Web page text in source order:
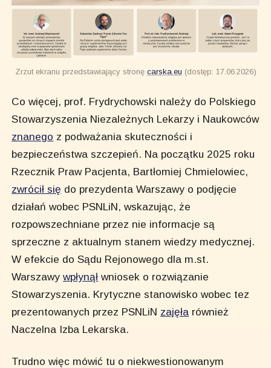
Zrzut ekranu przedstawiający stronę carska.eu (dostęp: 17.06.2026)
Co więcej, prof. Frydrychowski należy do Polskiego
Stowarzyszenia Niezależnych Lekarzy i Naukowców
znanego z podważania skuteczności i
bezpieczeństwa szczepień. Na początku 2025 roku
Rzecznik Praw Pacjenta, Bartłomiej Chmielowiec,
zwrócił się do prezydenta Warszawy o podjęcie
działań wobec PSNLiN, wskazując, że
rozpowszechniane przez nie informacje są
sprzeczne z aktualnym stanem wiedzy medycznej.
W efekcie do Sądu Rejonowego dla m.st.
Warszawywpłynął wniosek o rozwiązanie
Stowarzyszenia. Krytyczne stanowisko wobec tez
prezentowanych przez PSNLiN zajęła również
Naczelna Izba Lekarska.
Trudno więc mówić tu o niekwestionowanym